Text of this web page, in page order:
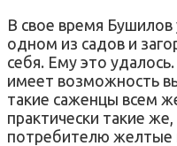
В свое время Бушилов
одном из садов и
себя. Ему это
имеет возможность
такие саженцы всем
практически такие
потребителю желтые